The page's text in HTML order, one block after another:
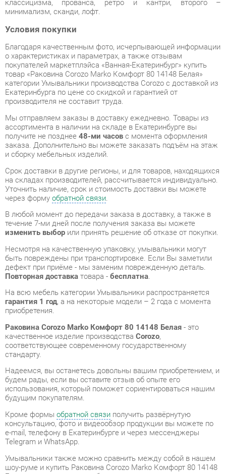
Благодаря качественным фото, исчерпывающей информации
о характеристиках и параметрах, а также отзывам
покупателей маркетплэйса «Ванная-Екатеринбург» купить
товар «Раковина Corozo Marko Комфорт 80 14148 Белая»
категории Умывальники производства Corozo с доставкой из
Екатеринбурга по цене со скидкой и гарантией от
производителя не составит труда.
Мы отправляем заказы в доставку ежедневно. Товары из
ассортимента в наличии на складе в Екатеринбурге вы
получите не позднее48-ми часовс момента оформления
заказа. Дополнительно вы можете заказать подъём на этаж
Срок доставки в другие регионы, и для товаров, находящихся
на складах производителей, рассчитывается индивидуально.
Уточнить наличие, срок и стоимость доставки вы можете
через формуобратной связи.
В любой момент до передачи заказа в доставку, а также в
течение 7-ми дней после получения заказа вы можете
изменить выборили принять решение об отказе от покупки.
Несмотря на качественную упаковку, умывальники могут
быть повреждены при транспортировке. Если Вы заметили
дефект при приёме - мы заменим поврежденную деталь.
Повторная доставкатовара -бесплатна.
На всю мебель категории Умывальники распространяется
гарантия 1 год, а на некоторые модели – 2 года с момента
приобретения.
Раковина Corozo Marko Комфорт 80 14148 Белая
соответствующее современному государственному
стандарту.
будем рады, если вы оставите отзыв об опыте его
использования, который поможет сориентироваться нашим
будущим покупателям.
Кроме формы
консультацию, фото и видеообзор продукции вы можете по
e-mail, телефону в Екатеринбурге и через мессенджеры
Telegram и WhatsApp.
Умывальники также можно сравнить между собой в нашем
шоу-руме и купить Раковина Corozo Marko Комфорт 80 14148
Белая, самостоятельно забрав его с нашего центрального
склада в г. Екатеринбург. Полный список адресов и
магазинов смотрите на странице контактов
Материал
Искусственный мрамор